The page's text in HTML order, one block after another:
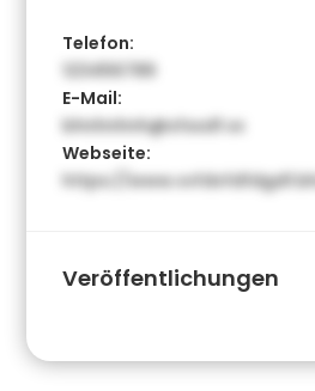
Telefon:
123456789
E-Mail:
bhnhnhnh@sfssdf.vx
Webseite:
https://
Veröffentlichungen